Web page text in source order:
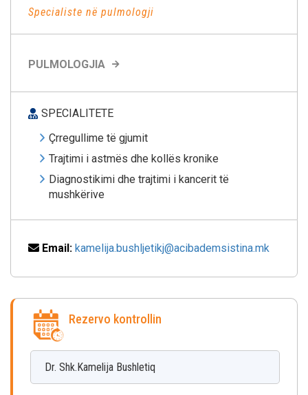
Specialiste në pulmologji
PULMOLOGJIA
SPECIALITETE
Çrregullime të gjumit
Trajtimi i astmës dhe kollës kronike
Diagnostikimi dhe trajtimi i kancerit të
mushkërive
Email: kamelija.bushljetikj@acibademsistina.mk
Rezervo kontrollin
Dr. Shk.Kamelija Bushletiq